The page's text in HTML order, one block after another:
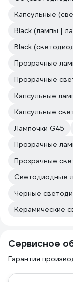
Капсульные
Black (лампы |
Black
Прозрачные
Прозрачные
Капсульные
Капсульные
Лампочки G45
Прозрачные
Прозрачные
Светодиодные
Черные
Керамические
Сервисное
Гарантия